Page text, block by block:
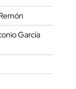
García